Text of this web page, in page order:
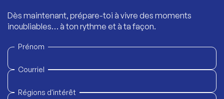
Dès maintenant, prépare-toi à vivre des moments
inoubliables… à ton rythme et à ta façon.
Prénom
Courriel
Régions d'intérêt